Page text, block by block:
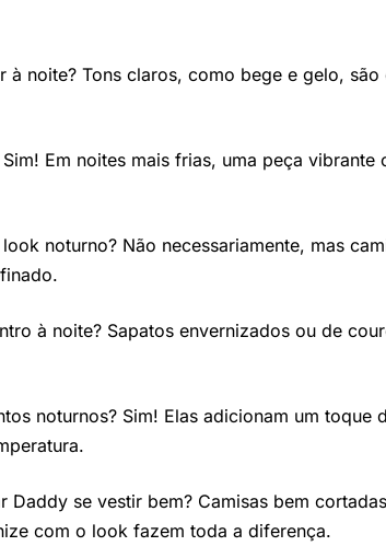
à noite? Tons claros, como bege e gelo,
Em noites mais frias, uma peça
noturno? Não necessariamente, mas
à noite? Sapatos envernizados ou de
noturnos? Sim! Elas adicionam um toque
Daddy se vestir bem? Camisas bem
com o look fazem toda a diferença.